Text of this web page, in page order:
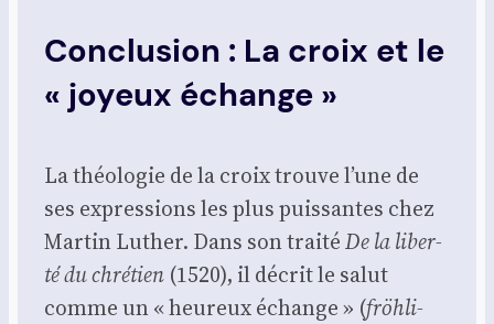
Conclusion : La croix et le
« joyeux échange »
La théo­lo­gie de la croix trouve l’une de
ses expres­sions les plus puis­santes chez
Mar­tin Luther. Dans son trai­téDe la liber­
té du chré­tien (1520), il décrit le salut
comme un « heu­reux échange » (fröh­li­